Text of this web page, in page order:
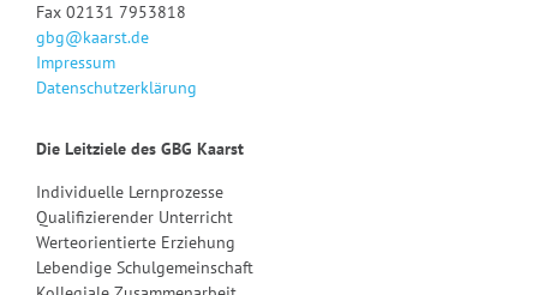
Fax 02131 7953818
gbg@kaarst.de
Impressum
Datenschutzerklärung
Die Leitziele des GBG Kaarst
Individuelle Lernprozesse
Qualifizierender Unterricht
Werteorientierte Erziehung
Lebendige Schulgemeinschaft